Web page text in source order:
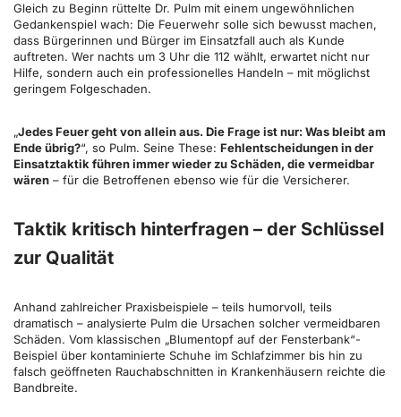
Gleich zu Beginn rüttelte Dr. Pulm mit einem ungewöhnlichen
Gedankenspiel wach: Die Feuerwehr solle sich bewusst machen,
dass Bürgerinnen und Bürger im Einsatzfall auch als Kunde
auftreten. Wer nachts um 3 Uhr die 112 wählt, erwartet nicht nur
Hilfe, sondern auch ein professionelles Handeln – mit möglichst
geringem Folgeschaden.
„Jedes Feuer geht von allein aus. Die Frage ist nur: Was bleibt am
Ende übrig?“, so Pulm. Seine These: Fehlentscheidungen in der
Einsatztaktik führen immer wieder zu Schäden, die vermeidbar
wären – für die Betroffenen ebenso wie für die Versicherer.
Taktik kritisch hinterfragen – der Schlüssel
zur Qualität
Anhand zahlreicher Praxisbeispiele – teils humorvoll, teils
dramatisch – analysierte Pulm die Ursachen solcher vermeidbaren
Schäden. Vom klassischen „Blumentopf auf der Fensterbank“-
Beispiel über kontaminierte Schuhe im Schlafzimmer bis hin zu
falsch geöffneten Rauchabschnitten in Krankenhäusern reichte die
Bandbreite.